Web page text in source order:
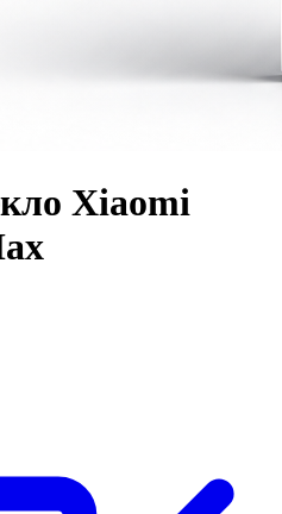
Xiaomi